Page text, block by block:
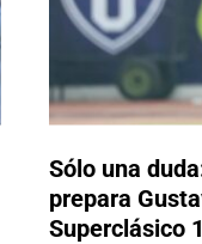
Sólo una
prepara
Superclásico